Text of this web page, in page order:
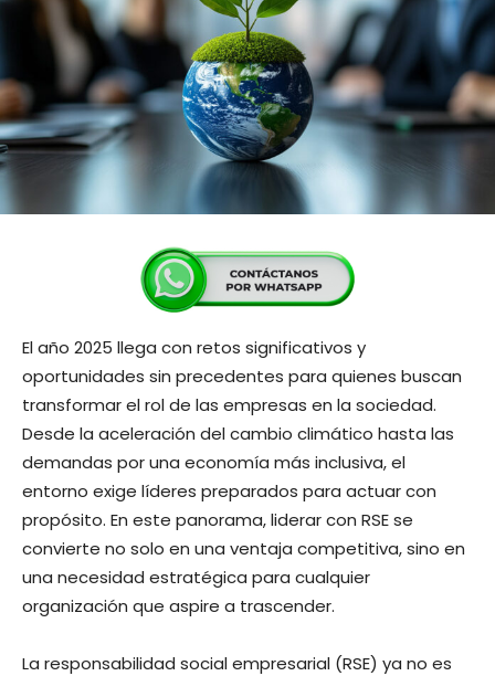
El año 2025 llega con retos significativos y
oportunidades sin precedentes para quienes buscan
transformar el rol de las empresas en la sociedad.
Desde la aceleración del cambio climático hasta las
demandas por una economía más inclusiva, el
entorno exige líderes preparados para actuar con
propósito. En este panorama, liderar con RSE se
convierte no solo en una ventaja competitiva, sino en
una necesidad estratégica para cualquier
organización que aspire a trascender.
La responsabilidad social empresarial (RSE) ya no es